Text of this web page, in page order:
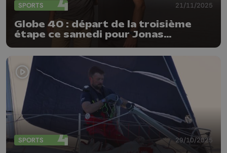
SPORTS 21/11/2025
Globe 40 : départ de la troisième
étape ce samedi pour Jonas
Gerckens
SPORTS 29/10/2025